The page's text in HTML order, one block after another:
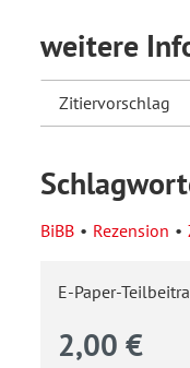
weitere
Zitiervorschlag
BiBB Rezension
E-Paper-
2,00 €